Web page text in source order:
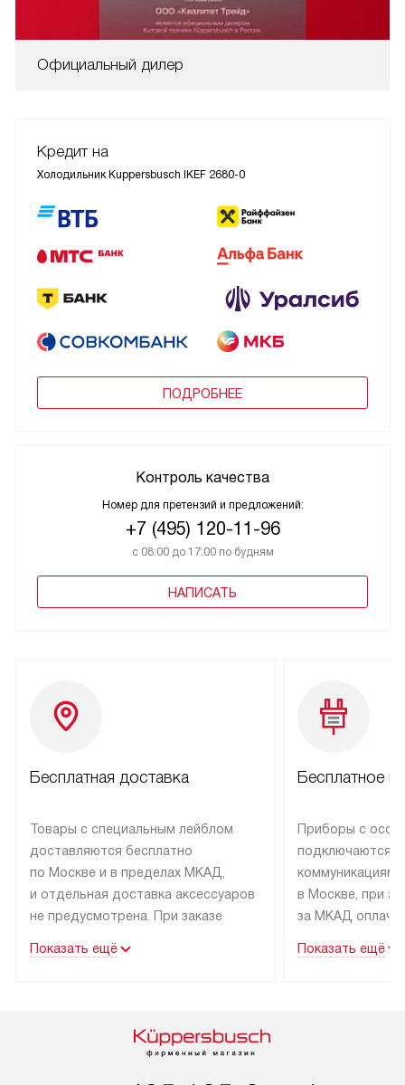
Официальный дилер
Кредит на
Холодильник Kuppersbusch IKEF 2680-0
ПОДРОБНЕЕ
Контроль качества
Номер для претензий и предложений:
+7 (495) 120-11-96
с 08:00 до 17:00 по будням
НАПИСАТЬ
Бесплатная доставка
Товары с специальным лейблом
доставляются бесплатно
по Москве и в пределах МКАД,
и отдельная доставка аксессуаров
не предусмотрена. При заказе
рекомендуем обсудить
быть отправлены покупателю
Показать ещё
Бесплатное
Приборы с
подключаются к
коммуникациям
в Москве, при
за МКАД
партнера
Показать ещё